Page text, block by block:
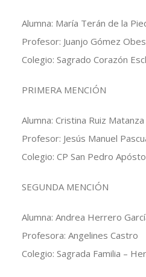
Alumna: María Terán de la
Profesor: Juanjo Gómez
Colegio: Sagrado Corazón
PRIMERA MENCIÓN
Alumna: Cristina Ruiz Matanza
Profesor: Jesús Manuel
Colegio: CP San Pedro
SEGUNDA MENCIÓN
Alumna: Andrea Herrero
Profesora: Angelines Castro
Colegio: Sagrada Familia –